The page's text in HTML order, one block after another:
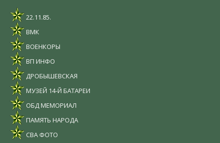
22.11.85.
ВМК
ВОЕНКОРЫ
ВП ИНФО
ДРОБЫШЕВСКАЯ
МУЗЕЙ 14-Й БАТАРЕИ
ОБД МЕМОРИАЛ
ПАМЯТЬ НАРОДА
СВА ФОТО